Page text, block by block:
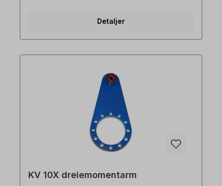
Detaljer
KV 10X dreiemomentarm